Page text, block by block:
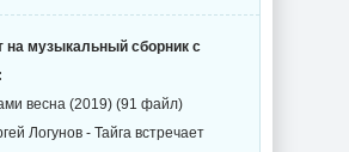
на музыкальный сборник с
весна (2019) (91 файл)
Логунов - Тайга встречает